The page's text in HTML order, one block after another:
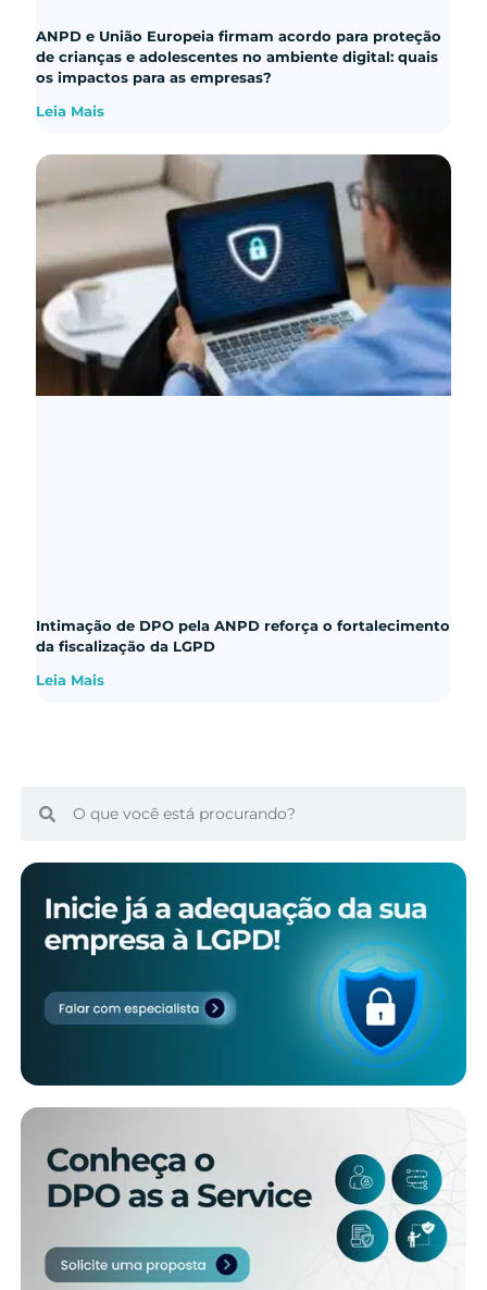
ANPD e União Europeia firmam acordo para proteção
de crianças e adolescentes no ambiente digital: quais
os impactos para as empresas?
Leia Mais
Intimação de DPO pela ANPD reforça o fortalecimento
da fiscalização da LGPD
Leia Mais